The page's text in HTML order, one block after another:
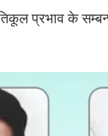
प्रभाव के